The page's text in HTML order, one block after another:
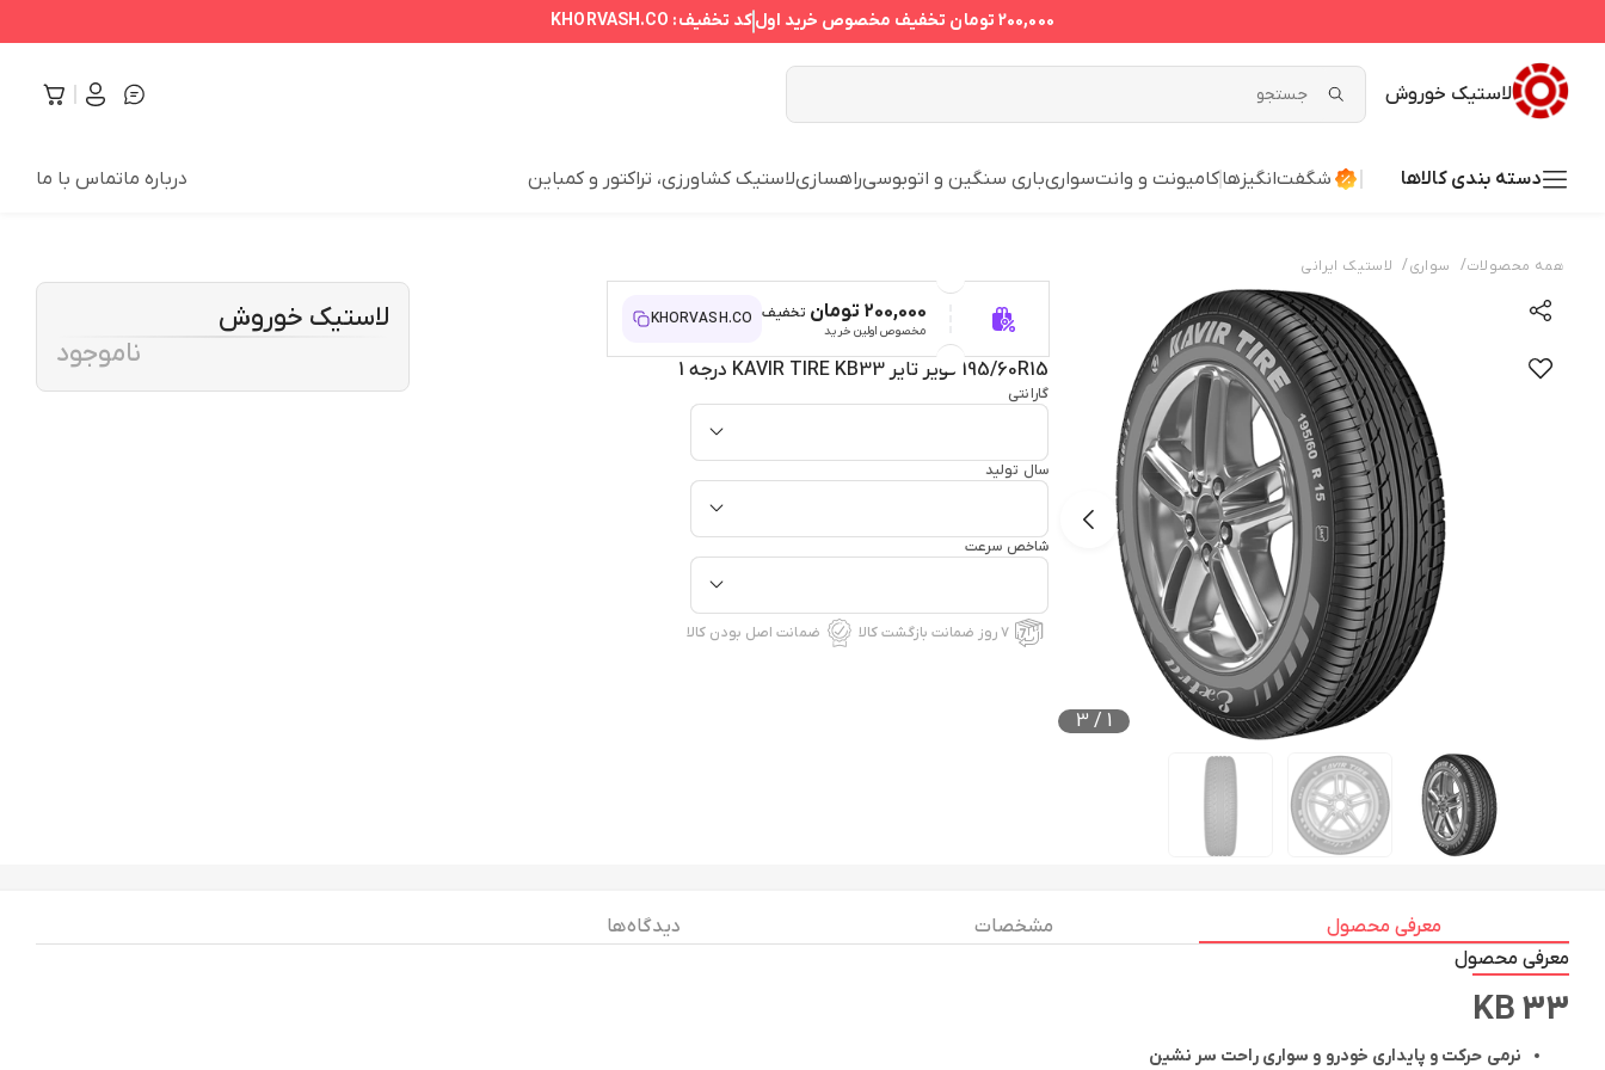
200,000 تومان تخفیف مخصوص خرید اولکد تخفیف: KHORVASH.CO
لاستیک خوروش
دسته بندی کالاها شگفت‌انگیزهاکامیونت و وانتسواریباری سنگین و اتوبوسیراهسازیلاستیک کشاورزی، تراکتور و کمباین درباره ماتماس با ما
همه محصولات/ سواری/ لاستیک ایرانی
1
/
3
200,000 تومان تخفیف
مخصوص اولین خرید
KHORVASH.CO
195/60R15 کویر تایر KAVIR TIRE KB33 درجه 1
گارانتی
سال تولید
شاخص سرعت
۷ روز ضمانت بازگشت کالا ضمانت اصل بودن کالا
لاستیک خوروش
ناموجود
معرفی محصول مشخصات
دیدگاه ها
معرفی محصول
KB 33
نرمی حرکت و پایداری خودرو و سواری راحت سر نشین